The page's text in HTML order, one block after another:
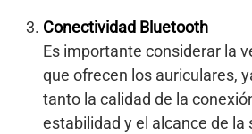
Conectividad Bluetooth
Es importante considerar la
que ofrecen los auriculares,
tanto la calidad de la
estabilidad y el alcance de la